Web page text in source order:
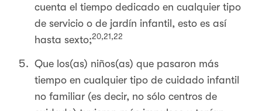
cuenta el tiempo dedicado en cualquier tipo
de servicio o de jardín infantil, esto es así
hasta sexto;20,21,22
Que los(as) niños(as) que pasaron más
tiempo en cualquier tipo de cuidado infantil
no familiar (es decir, no sólo centros de